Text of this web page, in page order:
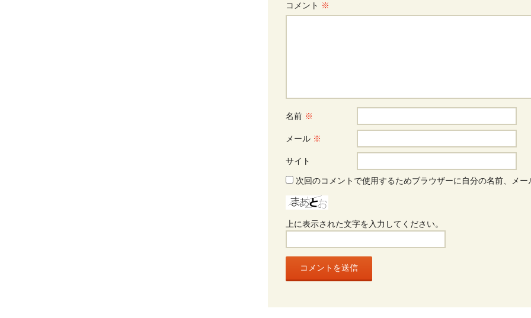
コメント ※
名前 ※
メール ※
サイト
次回のコメントで使用するためブラウザーに自分の名前、メー
上に表示された文字を入力してください。